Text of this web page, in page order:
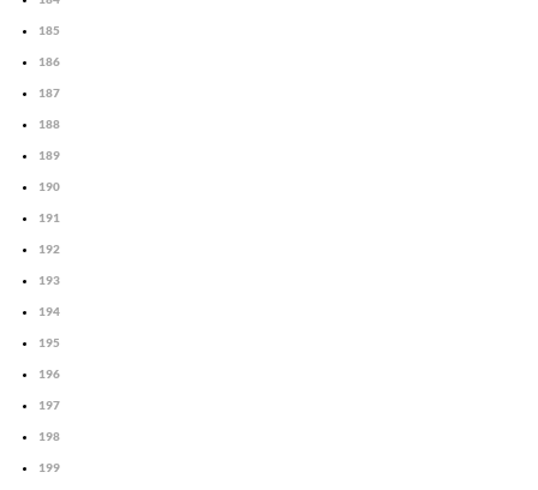
185
186
187
188
189
190
191
192
193
194
195
196
197
198
199